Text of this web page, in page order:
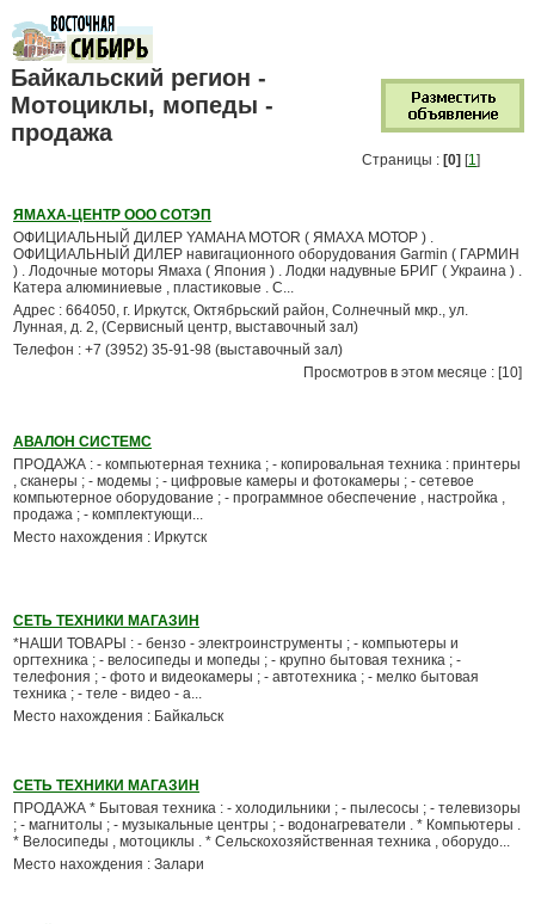
Байкальский регион -
Мотоциклы, мопеды -
продажа
Страницы : [0] [1]
ЯМАХА-ЦЕНТР ООО СОТЭП
ОФИЦИАЛЬНЫЙ ДИЛЕР YAMAHA MOTOR ( ЯМАХА МОТОР ) .
ОФИЦИАЛЬНЫЙ ДИЛЕР навигационного оборудования Garmin ( ГАРМИН
) . Лодочные моторы Ямаха ( Япония ) . Лодки надувные БРИГ ( Украина ) .
Катера алюминиевые , пластиковые . С...
Адрес : 664050, г. Иркутск, Октябрьский район, Солнечный мкр., ул.
Лунная, д. 2, (Сервисный центр, выставочный зал)
Телефон : +7 (3952) 35-91-98 (выставочный зал)
Просмотров в этом месяце : [10]
АВАЛОН СИСТЕМС
ПРОДАЖА : - компьютерная техника ; - копировальная техника : принтеры
, сканеры ; - модемы ; - цифровые камеры и фотокамеры ; - сетевое
компьютерное оборудование ; - программное обеспечение , настройка ,
продажа ; - комплектующи...
Место нахождения : Иркутск
СЕТЬ ТЕХНИКИ МАГАЗИН
*НАШИ ТОВАРЫ : - бензо - электроинструменты ; - компьютеры и
оргтехника ; - велосипеды и мопеды ; - крупно бытовая техника ; -
телефония ; - фото и видеокамеры ; - автотехника ; - мелко бытовая
техника ; - теле - видео - а...
Место нахождения : Байкальск
СЕТЬ ТЕХНИКИ МАГАЗИН
ПРОДАЖА * Бытовая техника : - холодильники ; - пылесосы ; - телевизоры
; - магнитолы ; - музыкальные центры ; - водонагреватели . * Компьютеры .
* Велосипеды , мотоциклы . * Сельскохозяйственная техника , оборудо...
Место нахождения : Залари